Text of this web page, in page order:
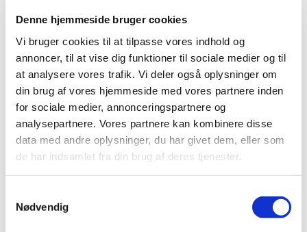
Denne hjemmeside bruger cookies
Vi bruger cookies til at tilpasse vores indhold og
annoncer, til at vise dig funktioner til sociale medier og til
at analysere vores trafik. Vi deler også oplysninger om
din brug af vores hjemmeside med vores partnere inden
for sociale medier, annonceringspartnere og
analysepartnere. Vores partnere kan kombinere disse
data med andre oplysninger, du har givet dem, eller som
de har indsamlet fra din brug af deres tjenester.
Nødvendig
Bestsælgende varer i Gnaverhuse
Spar 67%